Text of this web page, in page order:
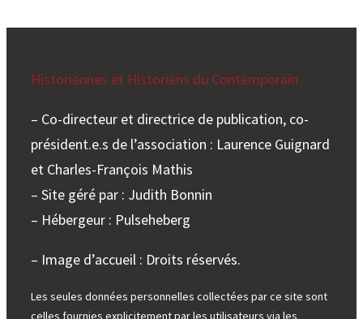
Historiennes et Historiens du Contemporain
– Co-directeur et directrice de publication, co-
président.e.s de l’association : Laurence Guignard
et Charles-François Mathis
– Site géré par : Judith Bonnin
– Hébergeur : Pulseheberg
– Image d’accueil : Droits réservés.
Les seules données personnelles collectées par ce site sont
celles fournies explicitement par les utilisateurs via les